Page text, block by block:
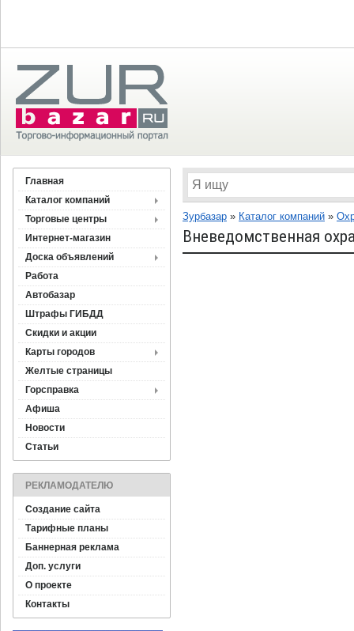
Главная
Каталог компаний
Торговые центры
Интернет-магазин
Доска объявлений
Работа
Автобазар
Штрафы ГИБДД
Скидки и акции
Карты городов
Желтые страницы
Горсправка
Афиша
Новости
Статьи
РЕКЛАМОДАТЕЛЮ
Создание сайта
Тарифные планы
Баннерная реклама
Доп. услуги
О проекте
Контакты
Зурбазар » Каталог компаний »
Вневедомственная